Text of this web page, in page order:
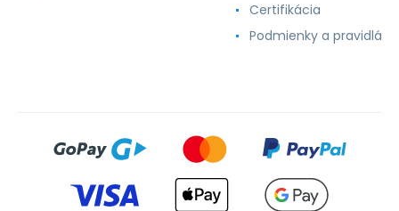
Certifikácia
Podmienky a pravidlá